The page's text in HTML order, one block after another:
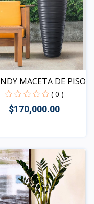
SANDY MACETA DE PISO
( 0 )
$170,000.00
Vista